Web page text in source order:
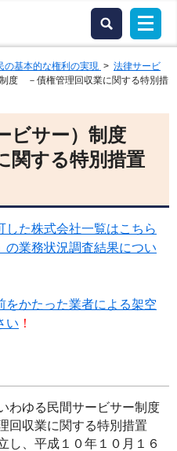
の基本的な権利の実現 > 法律サービ
度 －債権管理回収業に関する特別措
ビサー）制度
関する特別措置
た株式会社一覧はこちら
の業務状況調査結果につい
をかたった業者による架空
い ！
わゆる民間サービサー制度
回収業に関する特別措置
し、平成１０年１０月１６